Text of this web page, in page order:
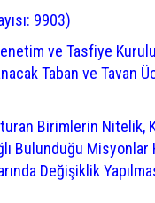
9903)
ve Tasfiye
Taban ve Tavan
Birimlerin Nitelik,
Bulunduğu Misyonlar
Değişiklik